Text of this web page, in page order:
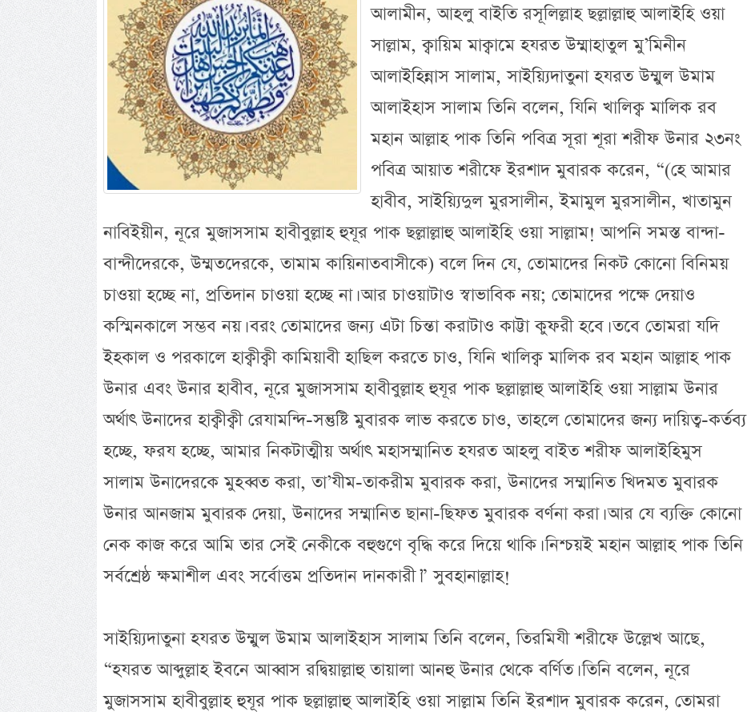
আলামীন, আহলু বাইতি রসূলিল্লাহ ছল্লাল্লাহু আলাইহি ওয়া
সাল্লাম, ক্বায়িম মাক্বামে হযরত উম্মাহাতুল মু’মিনীন
আলাইহিন্নাস সালাম, সাইয়্যিদাতুনা হযরত উম্মুল উমাম
আলাইহাস সালাম তিনি বলেন, যিনি খালিক্ব মালিক রব
মহান আল্লাহ পাক তিনি পবিত্র সূরা শূরা শরীফ উনার ২৩নং
পবিত্র আয়াত শরীফে ইরশাদ মুবারক করেন, “(হে আমার
হাবীব, সাইয়্যিদুল মুরসালীন, ইমামুল মুরসালীন, খাতামুন
নাবিইয়ীন, নূরে মুজাসসাম হাবীবুল্লাহ হুযূর পাক ছল্লাল্লাহু আলাইহি ওয়া সাল্লাম! আপনি সমস্ত বান্দা-
বান্দীদেরকে, উম্মতদেরকে, তামাম কায়িনাতবাসীকে) বলে দিন যে, তোমাদের নিকট কোনো বিনিময়
চাওয়া হচ্ছে না, প্রতিদান চাওয়া হচ্ছে না। আর চাওয়াটাও স্বাভাবিক নয়; তোমাদের পক্ষে দেয়াও
কস্মিনকালে সম্ভব নয়। বরং তোমাদের জন্য এটা চিন্তা করাটাও কাট্টা কুফরী হবে। তবে তোমরা যদি
ইহকাল ও পরকালে হাক্বীক্বী কামিয়াবী হাছিল করতে চাও, যিনি খালিক্ব মালিক রব মহান আল্লাহ পাক
উনার এবং উনার হাবীব, নূরে মুজাসসাম হাবীবুল্লাহ হুযূর পাক ছল্লাল্লাহু আলাইহি ওয়া সাল্লাম উনার
অর্থাৎ উনাদের হাক্বীক্বী রেযামন্দি-সন্তুষ্টি মুবারক লাভ করতে চাও, তাহলে তোমাদের জন্য দায়িত্ব-কর্তব্য
হচ্ছে, ফরয হচ্ছে, আমার নিকটাত্মীয় অর্থাৎ মহাসম্মানিত হযরত আহলু বাইত শরীফ আলাইহিমুস
সালাম উনাদেরকে মুহব্বত করা, তা’যীম-তাকরীম মুবারক করা, উনাদের সম্মানিত খিদমত মুবারক
উনার আনজাম মুবারক দেয়া, উনাদের সম্মানিত ছানা-ছিফত মুবারক বর্ণনা করা। আর যে ব্যক্তি কোনো
নেক কাজ করে আমি তার সেই নেকীকে বহুগুণে বৃদ্ধি করে দিয়ে থাকি। নিশ্চয়ই মহান আল্লাহ পাক তিনি
সর্বশ্রেষ্ঠ ক্ষমাশীল এবং সর্বোত্তম প্রতিদান দানকারী।” সুবহানাল্লাহ!
সাইয়্যিদাতুনা হযরত উম্মুল উমাম আলাইহাস সালাম তিনি বলেন, তিরমিযী শরীফে উল্লেখ আছে,
“হযরত আব্দুল্লাহ ইবনে আব্বাস রদ্বিয়াল্লাহু তায়ালা আনহু উনার থেকে বর্ণিত। তিনি বলেন, নূরে
মুজাসসাম হাবীবুল্লাহ হুযূর পাক ছল্লাল্লাহু আলাইহি ওয়া সাল্লাম তিনি ইরশাদ মুবারক করেন, তোমরা